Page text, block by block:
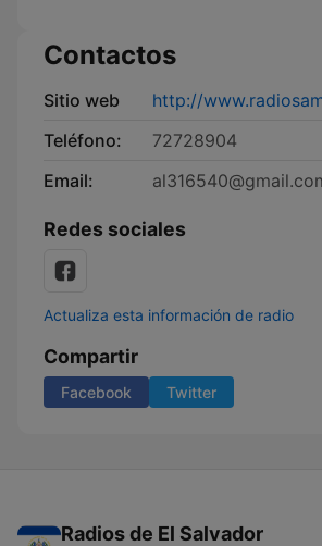
Contactos
Sitio web
http://
Teléfono:
72728904
Email:
Redes sociales
Actualiza esta información de radio
Compartir
Facebook Twitter
Radios de El Salvador